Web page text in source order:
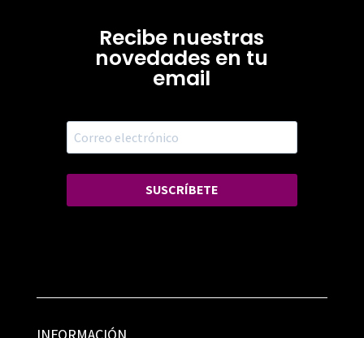
Recibe nuestras
novedades en tu
email
SUSCRÍBETE